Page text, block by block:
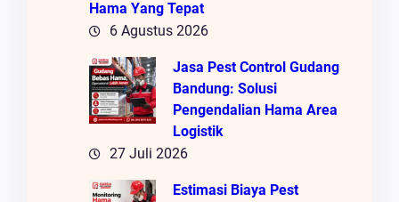
Hama Yang Tepat
6 Agustus 2026
Jasa Pest Control Gudang
Bandung: Solusi
Pengendalian Hama Area
Logistik
27 Juli 2026
Estimasi Biaya Pest